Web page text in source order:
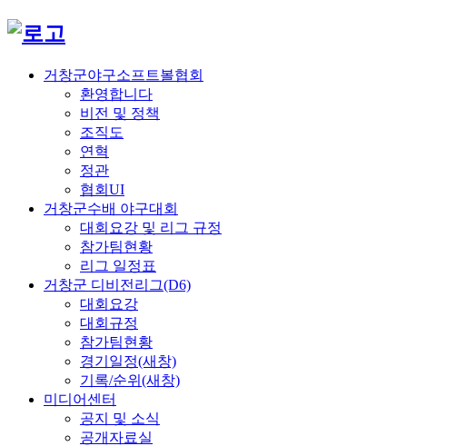
거창군야구소프트볼협회
환영합니다
비전 및 정책
조직도
연혁
정관
협회UI
거창군수배 야구대회
대회요강 및 리그 규정
참가팀현황
리그 일정표
거창군 디비전리그(D6)
대회요강
대회규정
참가팀현황
경기일정(새창)
기록/순위(새창)
미디어센터
공지 및 소식
공개자료실